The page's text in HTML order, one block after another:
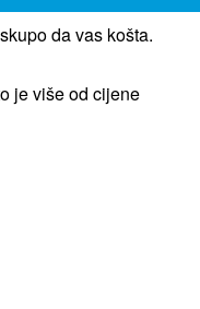
da vas košta.
je više od cijene